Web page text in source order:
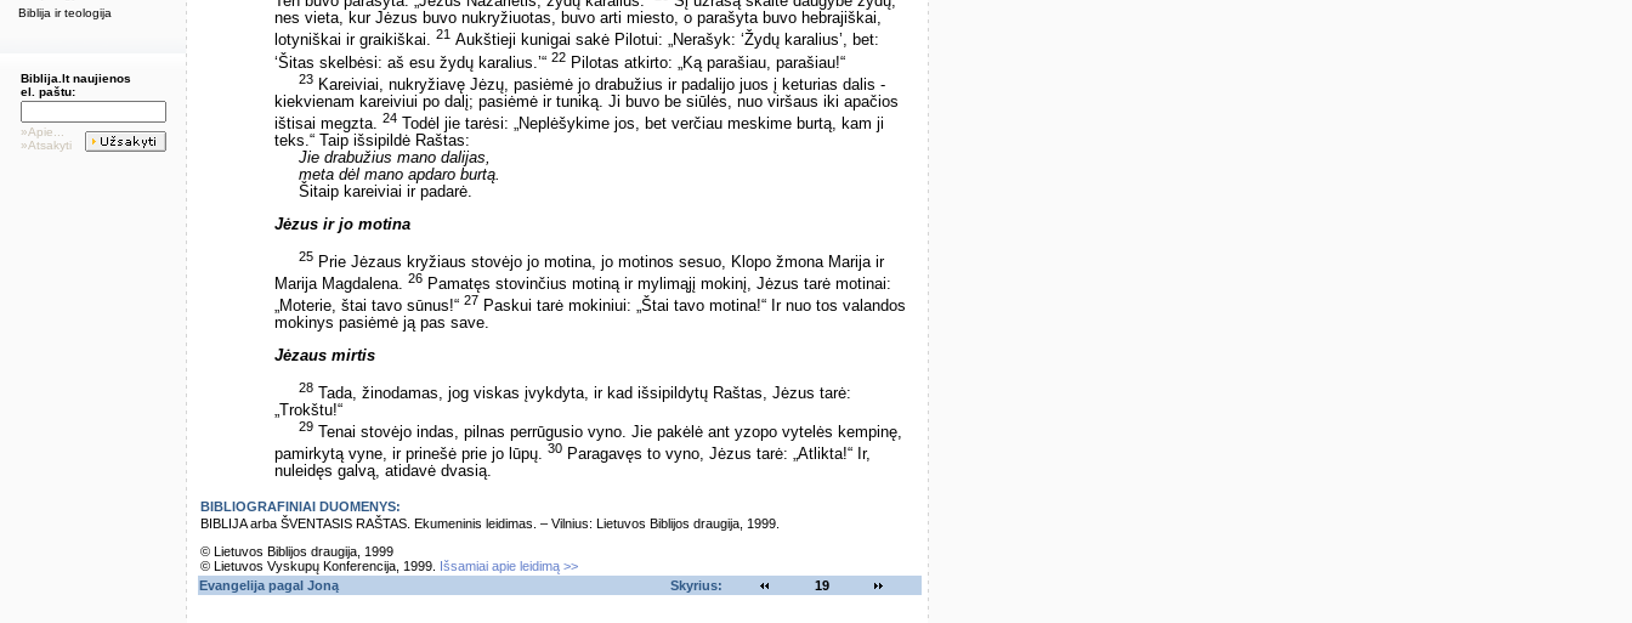
Biblija ir teologija
Biblija.lt naujienos
el. paštu:
»Apie...
»Atsakyti
nes vieta, kur Jėzus buvo nukryžiuotas, buvo arti miesto, o parašyta buvo hebrajiškai,
lotyniškai ir graikiškai. 21 Aukštieji kunigai sakė Pilotui: „Nerašyk: ‘Žydų karalius’, bet:
‘Šitas skelbėsi: aš esu žydų karalius.’“ 22 Pilotas atkirto: „Ką parašiau, parašiau!“
23 Kareiviai, nukryžiavę Jėzų, pasiėmė jo drabužius ir padalijo juos į keturias dalis ­
kiekvienam kareiviui po dalį; pasiėmė ir tuniką. Ji buvo be siūlės, nuo viršaus iki apačios
ištisai megzta. 24 Todėl jie tarėsi: „Neplėšykime jos, bet verčiau meskime burtą, kam ji
teks.“ Taip išsipildė Raštas:
Jie drabužius mano dalijas,
meta dėl mano apdaro burtą.
Šitaip kareiviai ir padarė.
Jėzus ir jo motina
25 Prie Jėzaus kryžiaus stovėjo jo motina, jo motinos sesuo, Klopo žmona Marija ir
Marija Magdalena. 26 Pamatęs stovinčius motiną ir mylimąjį mokinį, Jėzus tarė motinai:
„Moterie, štai tavo sūnus!“ 27 Paskui tarė mokiniui: „Štai tavo motina!“ Ir nuo tos valandos
mokinys pasiėmė ją pas save.
Jėzaus mirtis
28 Tada, žinodamas, jog viskas įvykdyta, ir kad išsipildytų Raštas, Jėzus tarė:
„Trokštu!“
29 Tenai stovėjo indas, pilnas perrūgusio vyno. Jie pakėlė ant yzopo vytelės kempinę,
pamirkytą vyne, ir prinešė prie jo lūpų. 30 Paragavęs to vyno, Jėzus tarė: „Atlikta!“ Ir,
nuleidęs galvą, atidavė dvasią.
BIBLIOGRAFINIAI DUOMENYS:
BIBLIJA arba ŠVENTASIS RAŠTAS. Ekumeninis leidimas. – Vilnius: Lietuvos Biblijos draugija, 1999.
© Lietuvos Biblijos draugija, 1999
© Lietuvos Vyskupų Konferencija, 1999.
Išsamiai apie leidimą >>
Evangelija pagal Joną
Skyrius: 19